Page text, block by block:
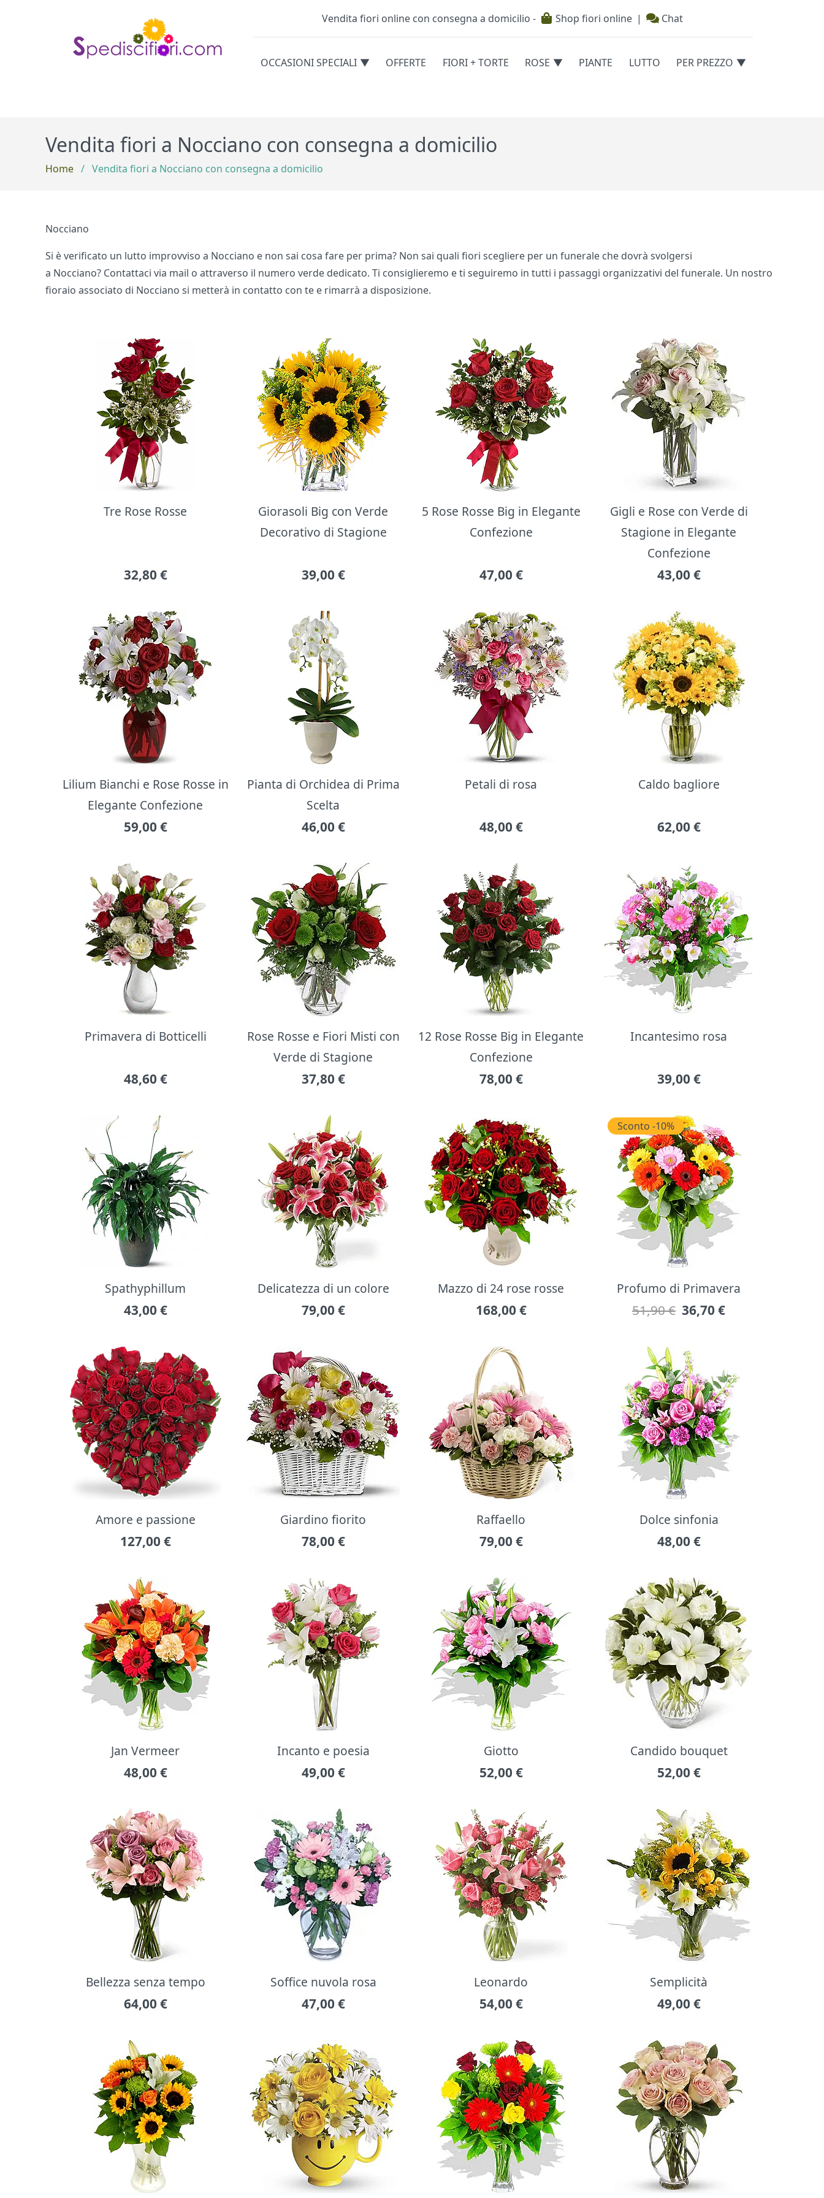
Testata
Vendita fiori online con consegna a domicilio - Shop fiori online | Chat
Categorie
OCCASIONI SPECIALI OFFERTE FIORI + TORTE ROSE PIANTE LUTTO PER PREZZO
Vendita fiori a Nocciano con consegna a domicilio
Home / Vendita fiori a Nocciano con consegna a domicilio
Nocciano
Si è verificato un lutto improvviso a Nocciano e non sai cosa fare per prima? Non sai quali fiori scegliere per un funerale che dovrà svolgersi
a Nocciano? Contattaci via mail o attraverso il numero verde dedicato. Ti consiglieremo e ti seguiremo in tutti i passaggi organizzativi del funerale. Un nostro
fioraio associato di Nocciano si metterà in contatto con te e rimarrà a disposizione.
Bouquet di fiori
Tre Rose Rosse
32,80 €
Giorasoli Big con Verde
Decorativo di Stagione
39,00 €
5 Rose Rosse Big in Elegante
Confezione
47,00 €
Gigli e Rose con Verde di
Stagione in Elegante
Confezione
43,00 €
Lilium Bianchi e Rose Rosse in
Elegante Confezione
59,00 €
Pianta di Orchidea di Prima
Scelta
46,00 €
Petali di rosa
48,00 €
Caldo bagliore
62,00 €
Primavera di Botticelli
48,60 €
Rose Rosse e Fiori Misti con
Verde di Stagione
37,80 €
12 Rose Rosse Big in Elegante
Confezione
78,00 €
Incantesimo rosa
39,00 €
Spathyphillum
43,00 €
Delicatezza di un colore
79,00 €
Mazzo di 24 rose rosse
168,00 €
Profumo di Primavera
51,90 € 36,70 €
Sconto -10%
Amore e passione
127,00 €
Giardino fiorito
78,00 €
Raffaello
79,00 €
Dolce sinfonia
48,00 €
Jan Vermeer
48,00 €
Incanto e poesia
49,00 €
Giotto
52,00 €
Candido bouquet
52,00 €
Bellezza senza tempo
64,00 €
Soffice nuvola rosa
47,00 €
Leonardo
54,00 €
Semplicità
49,00 €